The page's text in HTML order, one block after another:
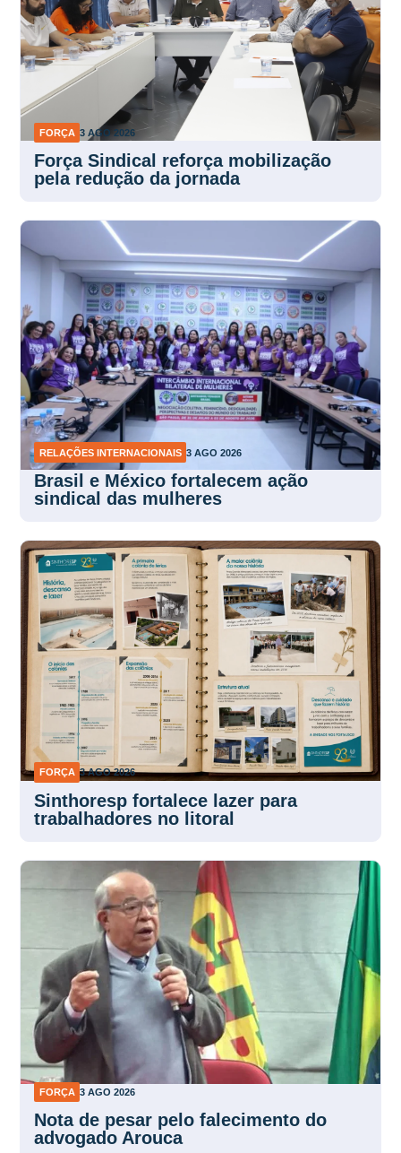
FORÇA 3 AGO 2026
Força Sindical reforça mobilização
pela redução da jornada
RELAÇÕES INTERNACIONAIS 3 AGO 2026
Brasil e México fortalecem ação
sindical das mulheres
FORÇA 3 AGO 2026
Sinthoresp fortalece lazer para
trabalhadores no litoral
FORÇA 3 AGO 2026
Nota de pesar pelo falecimento do
advogado Arouca